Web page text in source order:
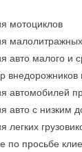
мотоциклов
авто малого и
внедорожников
автомобилей
авто с низким
легких
по просьбе